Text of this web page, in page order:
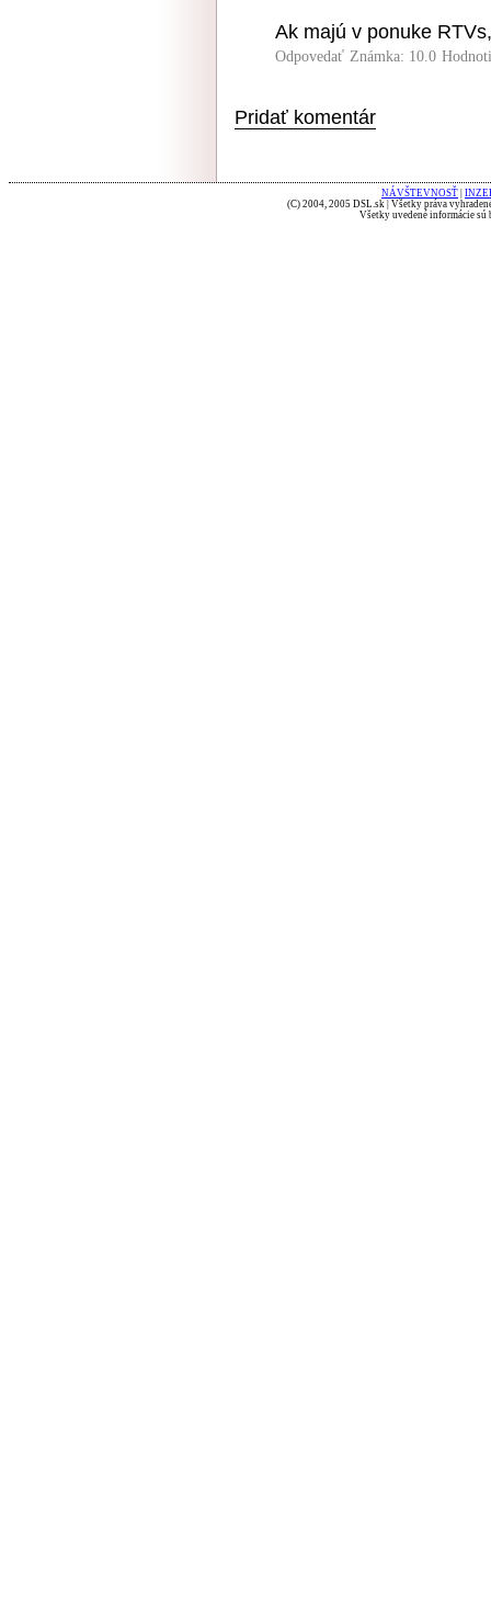
Ak majú v ponuke
Odpovedať Známka: 10.0
Pridať komentár
NÁVŠTEVNOSŤ
(C) 2004, 2005 DSL.sk | Všetky práva
Všetky uvedené informácie sú